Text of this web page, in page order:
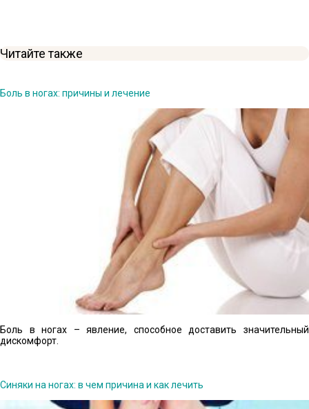
Читайте также
Боль в ногах: причины и лечение
Боль в ногах – явление, способное доставить значительный
дискомфорт.
Синяки на ногах: в чем причина и как лечить